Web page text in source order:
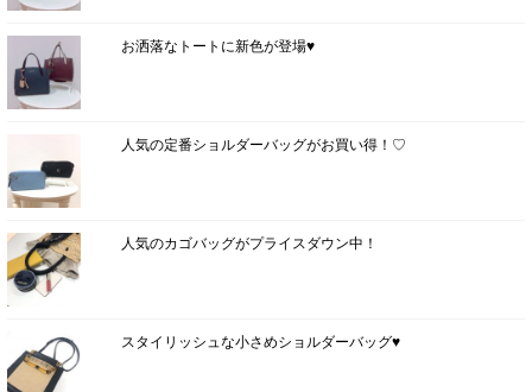
お洒落なトートに新色が登場♥
人気の定番ショルダーバッグがお買い得！♡
人気のカゴバッグがプライスダウン中！
スタイリッシュな小さめショルダーバッグ♥